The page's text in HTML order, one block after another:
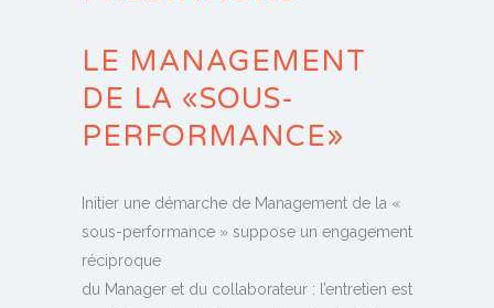
LE MANAGEMENT
DE LA «SOUS-
PERFORMANCE»
Initier une démarche de Management de la «
sous-performance » suppose un engagement
réciproque
du Manager et du collaborateur : l’entretien est